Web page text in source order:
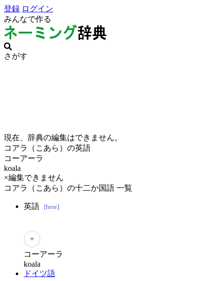
登録 ログイン
みんなで作る
さがす
現在、辞典の編集はできません。
コアラ（こあら）の英語
コーアーラ
koala
×編集できません
コアラ（こあら）の十二か国語 一覧
英語 [here]
♥
コーアーラ
koala
ドイツ語